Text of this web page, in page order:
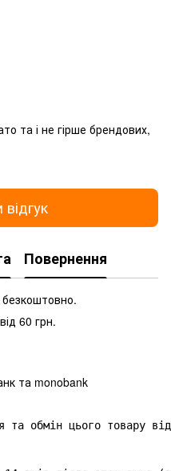
та і не гірше брендових,
Повернення
60 грн.
та monobank
та обмін цього товару